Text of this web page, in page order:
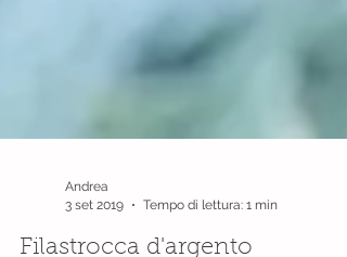
3 set 2019
Tempo di lettura: 1 min